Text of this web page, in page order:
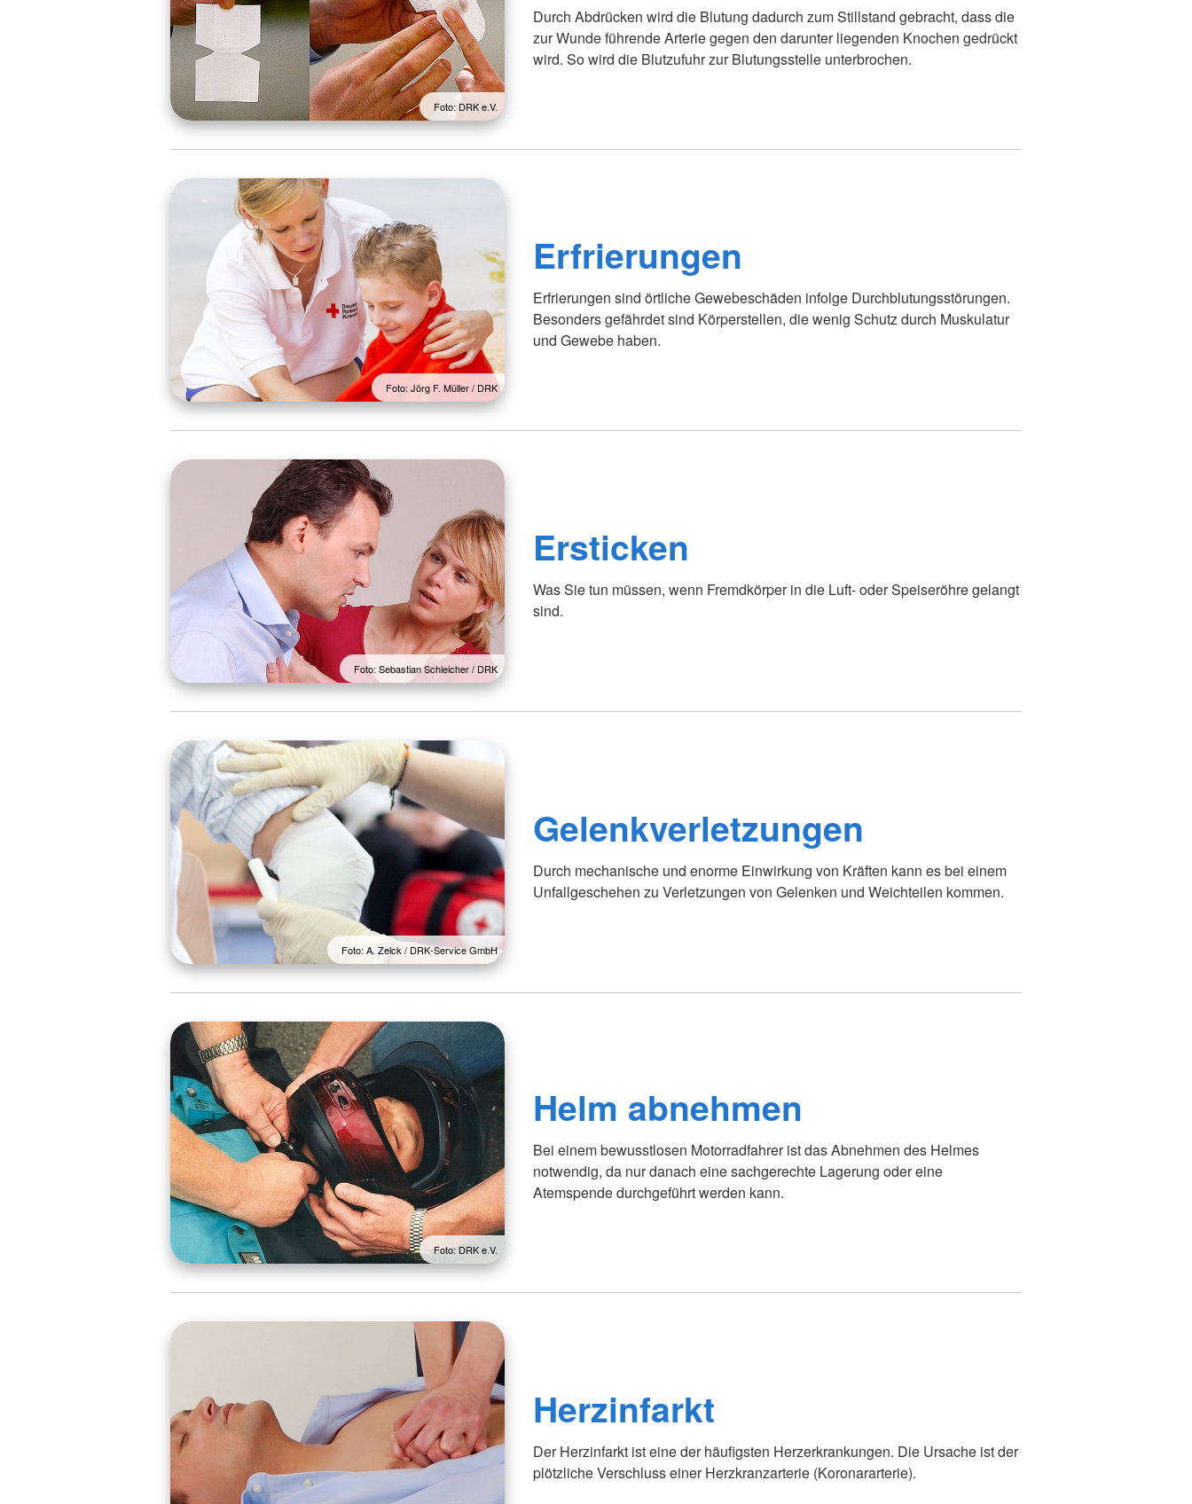
Foto: DRK e.V.
Durch Abdrücken wird die Blutung dadurch zum Stillstand gebracht, dass die
zur Wunde führende Arterie gegen den darunter liegenden Knochen gedrückt
wird. So wird die Blutzufuhr zur Blutungsstelle unterbrochen.
Foto: Jörg F. Müller / DRK
Erfrierungen
Erfrierungen sind örtliche Gewebeschäden infolge Durchblutungsstörungen.
Besonders gefährdet sind Körperstellen, die wenig Schutz durch Muskulatur
und Gewebe haben.
Foto: Sebastian Schleicher / DRK
Ersticken
Was Sie tun müssen, wenn Fremdkörper in die Luft- oder Speiseröhre gelangt
sind.
Foto: A. Zelck / DRK-Service GmbH
Gelenkverletzungen
Durch mechanische und enorme Einwirkung von Kräften kann es bei einem
Unfallgeschehen zu Verletzungen von Gelenken und Weichteilen kommen.
Foto: DRK e.V.
Helm abnehmen
Bei einem bewusstlosen Motorradfahrer ist das Abnehmen des Helmes
notwendig, da nur danach eine sachgerechte Lagerung oder eine
Atemspende durchgeführt werden kann.
Herzinfarkt
Der Herzinfarkt ist eine der häufigsten Herzerkrankungen. Die Ursache ist der
plötzliche Verschluss einer Herzkranzarterie (Koronararterie).